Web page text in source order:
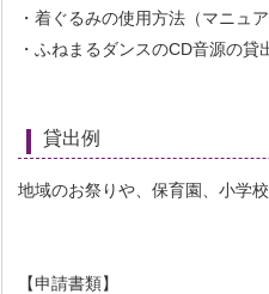
・着ぐるみの使用方法（マニュ
・ふねまるダンスのCD音源の貸
貸出例
地域のお祭りや、保育園、小学
【申請書類】